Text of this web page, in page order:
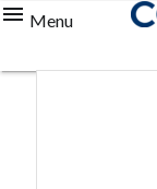
Menu